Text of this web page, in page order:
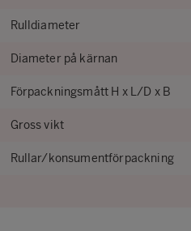
Rulldiameter
Diameter på kärnan
Förpackningsmått H x L/D x B
Gross vikt
Rullar/konsumentförpackning